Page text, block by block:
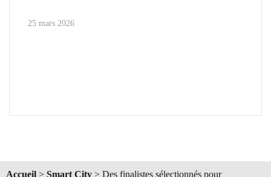
25 mars 2026
Accueil > Smart City > Des finalistes sélectionnés pour